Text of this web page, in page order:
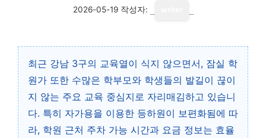
2026-05-19 작성자:
최근 강남 3구의 교육열이 식지 않으면서, 잠실 학
원가 또한 수많은 학부모와 학생들의 발길이 끊이
지 않는 주요 교육 중심지로 자리매김하고 있습니
다. 특히 자가용을 이용한 등하원이 보편화됨에 따
라, 학원 근처 주차 가능 시간과 요금 정보는 효율